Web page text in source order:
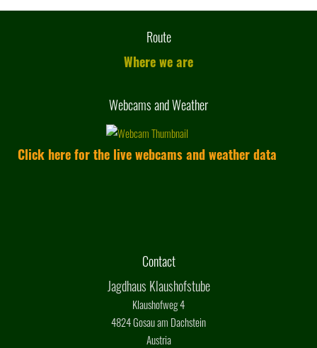
Route
Where we are
Webcams and Weather
Click here for the live webcams and weather data
Contact
Jagdhaus Klaushofstube
Klaushofweg 4
4824 Gosau am Dachstein
Austria